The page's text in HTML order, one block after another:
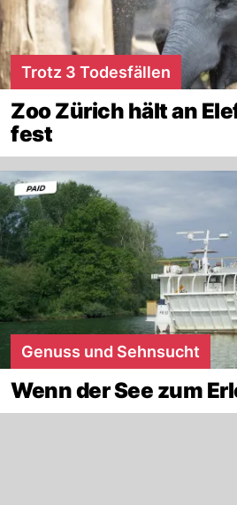
Trotz 3 Todesfällen
Zoo Zürich hält an
fest
Genuss und Sehnsucht
Wenn der See zum